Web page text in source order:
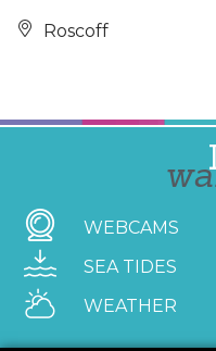
Roscoff
WEBCAMS
SEA TIDES
WEATHER